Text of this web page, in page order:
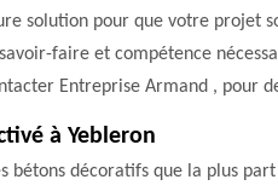
solution pour que votre projet
faire et compétence
Entreprise Armand , pour
à Yebleron
bétons décoratifs que la plus